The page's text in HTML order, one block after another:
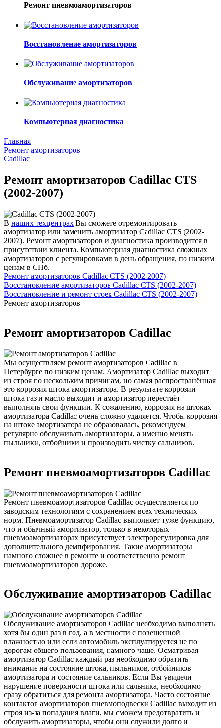
Ремонт пневмоамортизаторов
Восстановление амортизаторов
Обслуживание амортизаторов
Компьютерная диагностика
Главная
Ремонт амортизаторов
Cadillac
Ремонт амортизаторов Cadillac CTS
(2002-2007)
В наших техцентрах Вы сможете отремонтировать
амортизатор или заменить амортизатор Cadillac CTS (2002-
2007). Ремонт амортизаторов и диагностика производится в
присутствии клиента. Компьютерная диагностика сложных
амортизаторов с регулировками в день обращения, по низким
ценам в СПб.
Ремонт амортизаторов Cadillac CTS (2002-2007)
Восстановление амортизаторов Cadillac CTS (2002-2007)
Восстановление и ремонт стоек Cadillac CTS (2002-2007)
Ремонт амортизаторов
Ремонт амортизаторов Cadillac
Мы осуществляем ремонт амортизаторов Cadillac в
Петербурге по низким ценам. Амортизатор Cadillac выходит
из строя по нескольким причинам, но самая распространённая
это коррозия штока амортизатора. В результате коррозии
штока газ и масло выходит и амортизатор перестаёт
выполнять свои функции. К сожалению, коррозия на штоках
амортизатора Cadillac очень сложно удаляется. Чтобы коррозия
на штоке амортизатора не образовалась, рекомендуем
регулярно обслуживать амортизаторы, а именно менять
пыльники, отбойники и производить чистку сальников.
Ремонт пневмоамортизаторов Cadillac
Ремонт пневмоамортизаторов Cadillac осуществляется по
заводским технологиям с сохранением всех технических
норм. Пневмоамортизатор Cadillac выполняет туже функцию,
что и обычный амортизатор, только в некоторых
пневмоамортизаторах присутствует электрорегулировка для
дополнительного демпфирования. Такие амортизаторы
намного сложнее в ремонте и соответственно ремонт
пневмоамортизаторов дороже.
Обслуживание амортизаторов Cadillac
Обслуживание амортизаторов Cadillac необходимо выполнять
хотя бы один раз в год, а в местности с повешенной
влажностью или если автомобиль эксплуатируется не по
дорогам общего пользования, намного чаще. Осматривая
амортизатор Cadillac каждый раз необходимо обратить
внимание на состояние штока, пыльников, отбойников
амортизатора и состояние сальников. Если Вы увидели
нарушение поверхности штока или сальника, необходимо
сразу обратиться для ремонта амортизатора. Часто состояние
контактов амортизаторов пневмоподвески Cadillac выходит из
строя из-за попадания влаги, мы сможем предотвратить и
обслужить амортизаторы, чтобы они служили долго и